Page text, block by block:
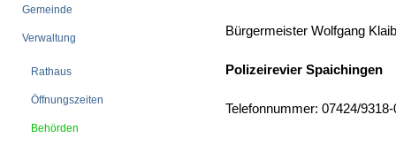
Gemeinde
Verwaltung
Rathaus
Öffnungszeiten
Behörden
Bürgermeister Wolfgang
Polizeirevier Spaichingen
Telefonnummer: 07424/9318-